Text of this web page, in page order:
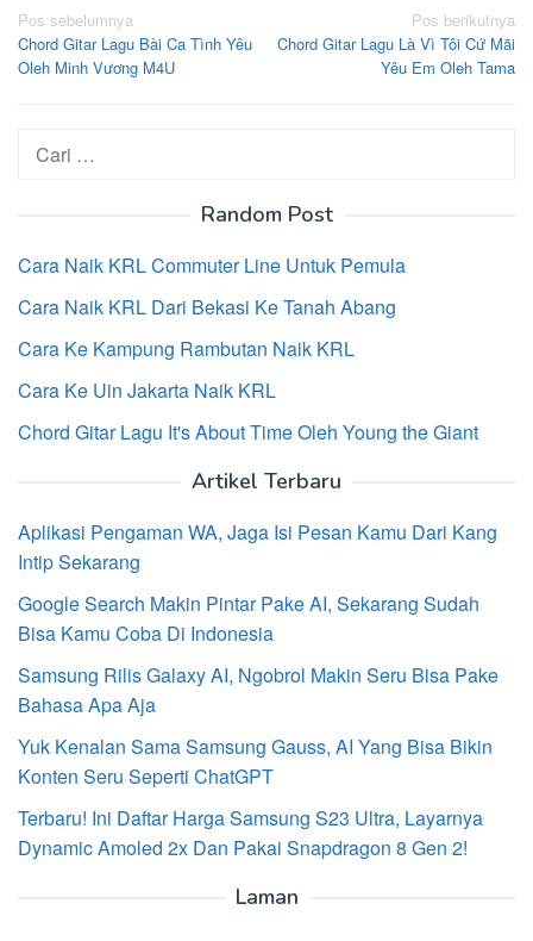
Navigasi
pos
Pos sebelumnya
Chord Gitar Lagu Bài Ca Tình Yêu
Oleh Minh Vương M4U
Pos berikutnya
Chord Gitar Lagu Là Vì Tôi Cứ Mãi
Yêu Em Oleh Tama
Cari
untuk:
Random Post
Cara Naik KRL Commuter Line Untuk Pemula
Cara Naik KRL Dari Bekasi Ke Tanah Abang
Cara Ke Kampung Rambutan Naik KRL
Cara Ke Uin Jakarta Naik KRL
Chord Gitar Lagu It's About Time Oleh Young the Giant
Artikel Terbaru
Aplikasi Pengaman WA, Jaga Isi Pesan Kamu Dari Kang
Intip Sekarang
Google Search Makin Pintar Pake AI, Sekarang Sudah
Bisa Kamu Coba Di Indonesia
Samsung Rilis Galaxy AI, Ngobrol Makin Seru Bisa Pake
Bahasa Apa Aja
Yuk Kenalan Sama Samsung Gauss, AI Yang Bisa Bikin
Konten Seru Seperti ChatGPT
Terbaru! Ini Daftar Harga Samsung S23 Ultra, Layarnya
Dynamic Amoled 2x Dan Pakai Snapdragon 8 Gen 2!
Laman